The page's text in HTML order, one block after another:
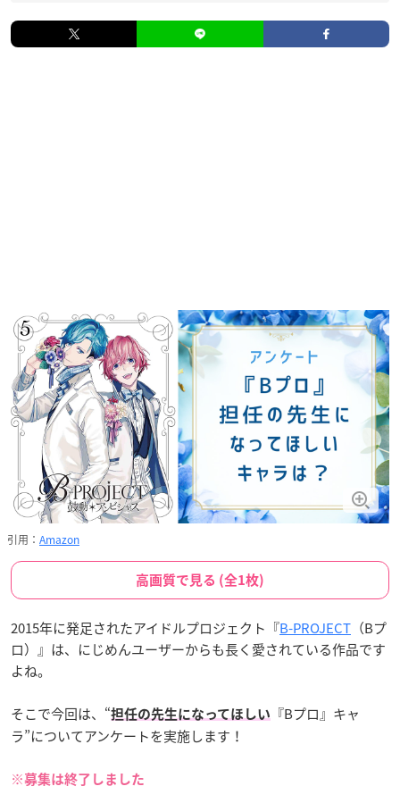
引用： Amazon
高画質で見る (全1枚)
2015年に発足されたアイドルプロジェクト『B-PROJECT （Bプ
ロ）』は、にじめんユーザーからも長く愛されている作品です
よね。
そこで今回は、“担任の先生になってほしい
『Bプロ』キャ
ラ”についてアンケートを実施します！
※募集は終了しました